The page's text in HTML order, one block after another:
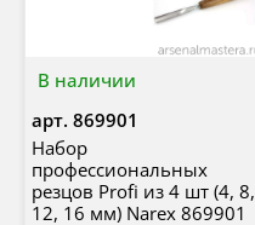
В наличии
арт. 869901
Набор
профессиональных
резцов Profi из 4 шт (4, 8,
12, 16 мм) Narex 869901